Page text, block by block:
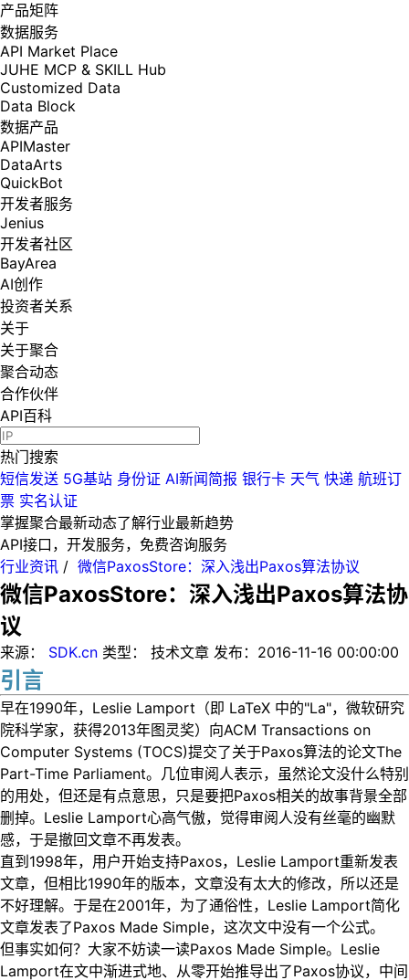
产品矩阵
数据服务
API Market Place
JUHE MCP & SKILL Hub
Customized Data
Data Block
数据产品
APIMaster
DataArts
QuickBot
开发者服务
Jenius
开发者社区
BayArea
AI创作
投资者关系
关于
关于聚合
聚合动态
合作伙伴
API百科
热门搜索
短信发送 5G基站 身份证 AI新闻简报 银行卡 天气 快递 航班订
票 实名认证
掌握聚合最新动态了解行业最新趋势
API接口，开发服务，免费咨询服务
行业资讯 / 微信PaxosStore：深入浅出Paxos算法协议
微信PaxosStore：深入浅出Paxos算法协
议
来源： SDK.cn 类型： 技术文章 发布： 2016-11-16 00:00:00
引言
早在1990年，Leslie Lamport（即 LaTeX 中的"La"，微软研究
院科学家，获得2013年图灵奖）向ACM Transactions on
Computer Systems (TOCS)提交了关于Paxos算法的论文The
Part-Time Parliament。几位审阅人表示，虽然论文没什么特别
的用处，但还是有点意思，只是要把Paxos相关的故事背景全部
删掉。Leslie Lamport心高气傲，觉得审阅人没有丝毫的幽默
感，于是撤回文章不再发表。
直到1998年，用户开始支持Paxos，Leslie Lamport重新发表
文章，但相比1990年的版本，文章没有太大的修改，所以还是
不好理解。于是在2001年，为了通俗性，Leslie Lamport简化
文章发表了Paxos Made Simple，这次文中没有一个公式。
但事实如何？大家不妨读一读Paxos Made Simple。Leslie
Lamport在文中渐进式地、从零开始推导出了Paxos协议，中间